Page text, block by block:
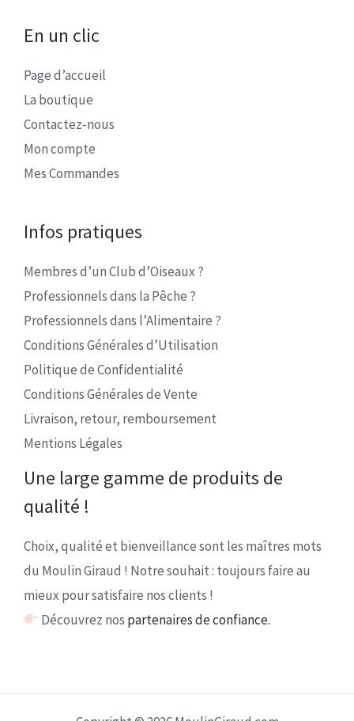
En un clic
Page d’accueil
La boutique
Contactez-nous
Mon compte
Mes Commandes
Infos pratiques
Membres d’un Club d’Oiseaux ?
Professionnels dans la Pêche ?
Professionnels dans l’Alimentaire ?
Conditions Générales d’Utilisation
Politique de Confidentialité
Conditions Générales de Vente
Livraison, retour, remboursement
Mentions Légales
Une large gamme de produits de
qualité !
Choix, qualité et bienveillance sont les maîtres mots
du Moulin Giraud ! Notre souhait : toujours faire au
mieux pour satisfaire nos clients !
Découvrez nos partenaires de confiance.